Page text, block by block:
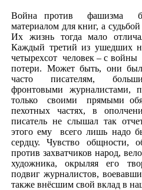
Война против фашизма
материалом для книг, а
Их жизнь тогда мало
Каждый третий из ушедших
четырехсот человек – с
потери. Может быть, они
часто писателям,
фронтовыми журналистами,
только своими прямыми
пехотных частях, в
писатель не слышал так
этого ему всего лишь надо
сердцу. Чувство общности,
против захватчиков народ,
художника, окрыляя его
подвиг журналистов,
также внёсшим свой вклад в